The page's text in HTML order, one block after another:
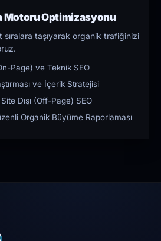
Motoru Optimizasyonu
taşıyarak organik trafiğinizi
Page) ve Teknik SEO
ve İçerik Stratejisi
Dışı (Off-Page) SEO
Organik Büyüme Raporlaması